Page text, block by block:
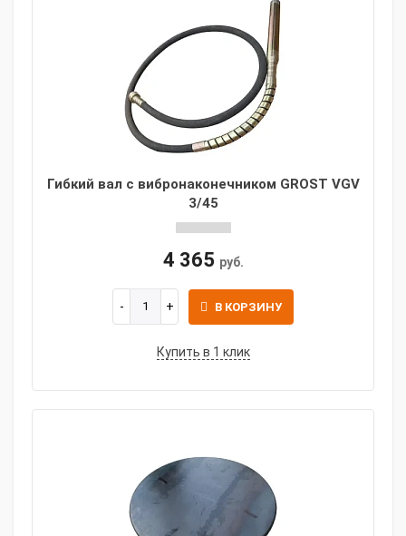
Гибкий вал с вибронаконечником GROST VGV
3/45
4 365 руб.
В КОРЗИНУ
Купить в 1 клик